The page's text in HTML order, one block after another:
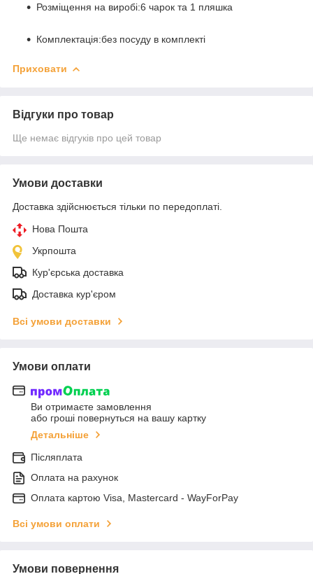
Розміщення на виробі:6 чарок та 1 пляшка
Комплектація:без посуду в комплекті
Приховати
Відгуки про товар
Ще немає відгуків про цей товар
Умови доставки
Доставка здійснюється тільки по передоплаті.
Нова Пошта
Укрпошта
Кур'єрська доставка
Доставка кур'єром
Всі умови доставки
Умови оплати
Ви отримаєте замовлення
або гроші повернуться на вашу картку
Детальніше
Післяплата
Оплата на рахунок
Оплата картою Visa, Mastercard - WayForPay
Всі умови оплати
Умови повернення